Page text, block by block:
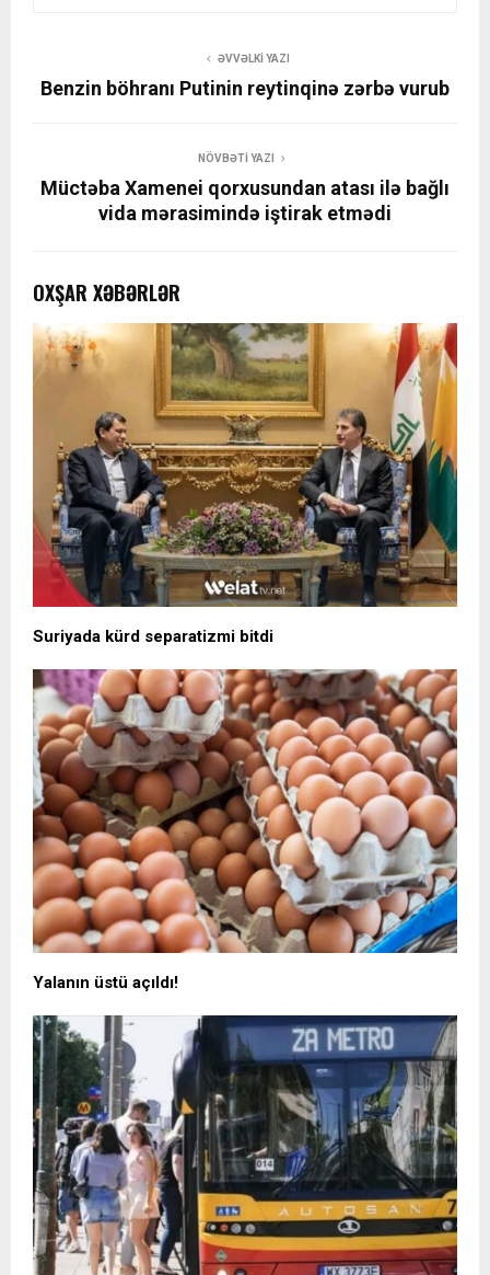
ƏVVƏLKI YAZI
Benzin böhranı Putinin reytinqinə zərbə vurub
NÖVBƏTI YAZI
Müctəba Xamenei qorxusundan atası ilə bağlı
vida mərasimində iştirak etmədi
OXŞAR XƏBƏRLƏR
Suriyada kürd separatizmi bitdi
Yalanın üstü açıldı!